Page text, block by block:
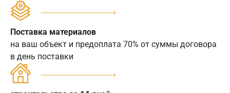
Поставка материалов
на ваш объект и предоплата 70% от суммы договора
в день поставки